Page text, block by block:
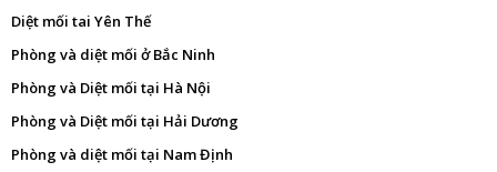
Diệt mối tai Yên Thế
Phòng và diệt mối ở Bắc Ninh
Phòng và Diệt mối tại Hà Nội
Phòng và Diệt mối tại Hải Dương
Phòng và diệt mối tại Nam Định